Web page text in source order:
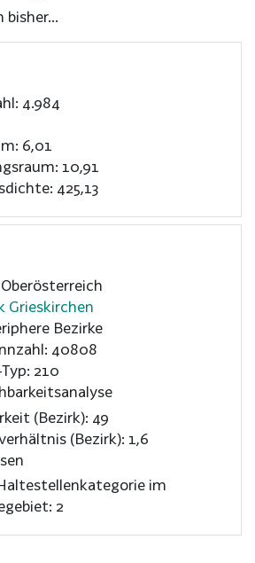
bisher...
4.984
6,01
10,91
425,13
Grieskirchen
Bezirke
40808
210
(Bezirk): 49
(Bezirk): 1,6
im
2